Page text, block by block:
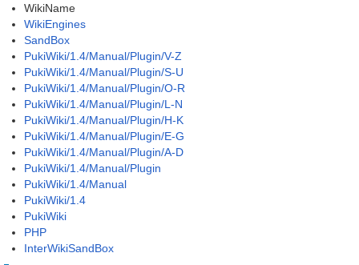
WikiName
WikiEngines
SandBox
PukiWiki/1.4/Manual/Plugin/V-Z
PukiWiki/1.4/Manual/Plugin/S-U
PukiWiki/1.4/Manual/Plugin/O-R
PukiWiki/1.4/Manual/Plugin/L-N
PukiWiki/1.4/Manual/Plugin/H-K
PukiWiki/1.4/Manual/Plugin/E-G
PukiWiki/1.4/Manual/Plugin/A-D
PukiWiki/1.4/Manual/Plugin
PukiWiki/1.4/Manual
PukiWiki/1.4
PukiWiki
PHP
InterWikiSandBox